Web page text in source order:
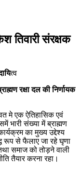
तिवारी संरक्षक
त्व
रक्षा दल की निर्णायक
मे एक ऐतिहासिक एवं
भारी संख्या में ब्राह्मण
का मुख्य उद्देश्य
रूप से फैलाए जा रहे घृणा
समाज को तोड़ने वाली
तैयार करना रहा।